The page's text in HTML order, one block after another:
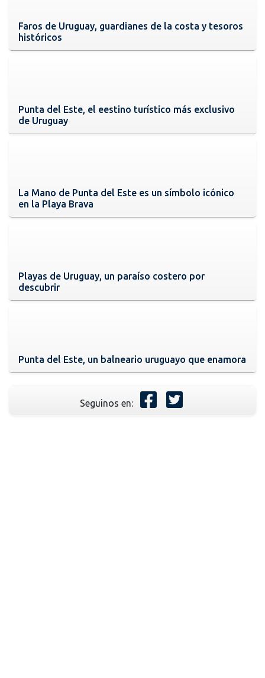
Faros de Uruguay, guardianes de la costa y tesoros
históricos
Punta del Este, el eestino turístico más exclusivo
de Uruguay
La Mano de Punta del Este es un símbolo icónico
en la Playa Brava
Playas de Uruguay, un paraíso costero por
descubrir
Punta del Este, un balneario uruguayo que enamora
Seguinos en: